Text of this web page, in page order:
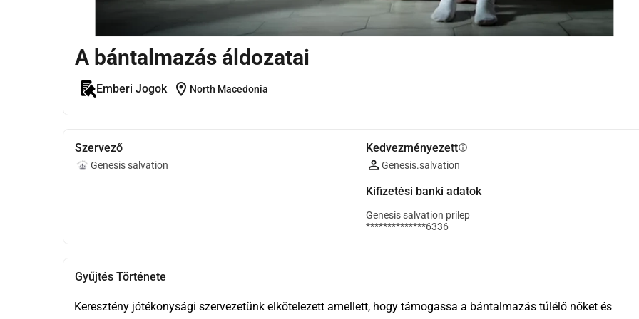
A bántalmazás áldozatai
Emberi Jogok location_on North Macedonia
Szervező
Genesis salvation
Kedvezményezettinfo
Genesis.salvation
Kifizetési banki adatok
Genesis salvation prilep
**************6336
Gyűjtés Története
Keresztény jótékonysági szervezetünk elkötelezett amellett, hogy támogassa a bántalmazás túlélő nőket és